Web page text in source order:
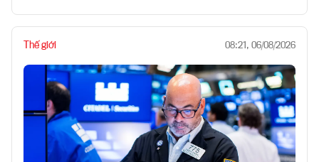
Thế giới 08:21, 06/08/2026